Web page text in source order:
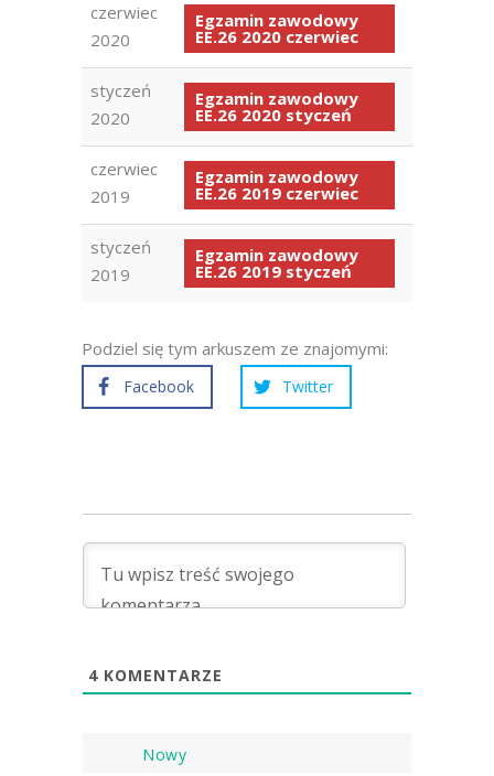
czerwiec
2020
Egzamin zawodowy
EE.26 2020 czerwiec
styczeń
2020
Egzamin zawodowy
EE.26 2020 styczeń
czerwiec
2019
Egzamin zawodowy
EE.26 2019 czerwiec
styczeń
2019
Egzamin zawodowy
EE.26 2019 styczeń
Podziel się tym arkuszem ze znajomymi:
Facebook Twitter
4 KOMENTARZE
Nowy